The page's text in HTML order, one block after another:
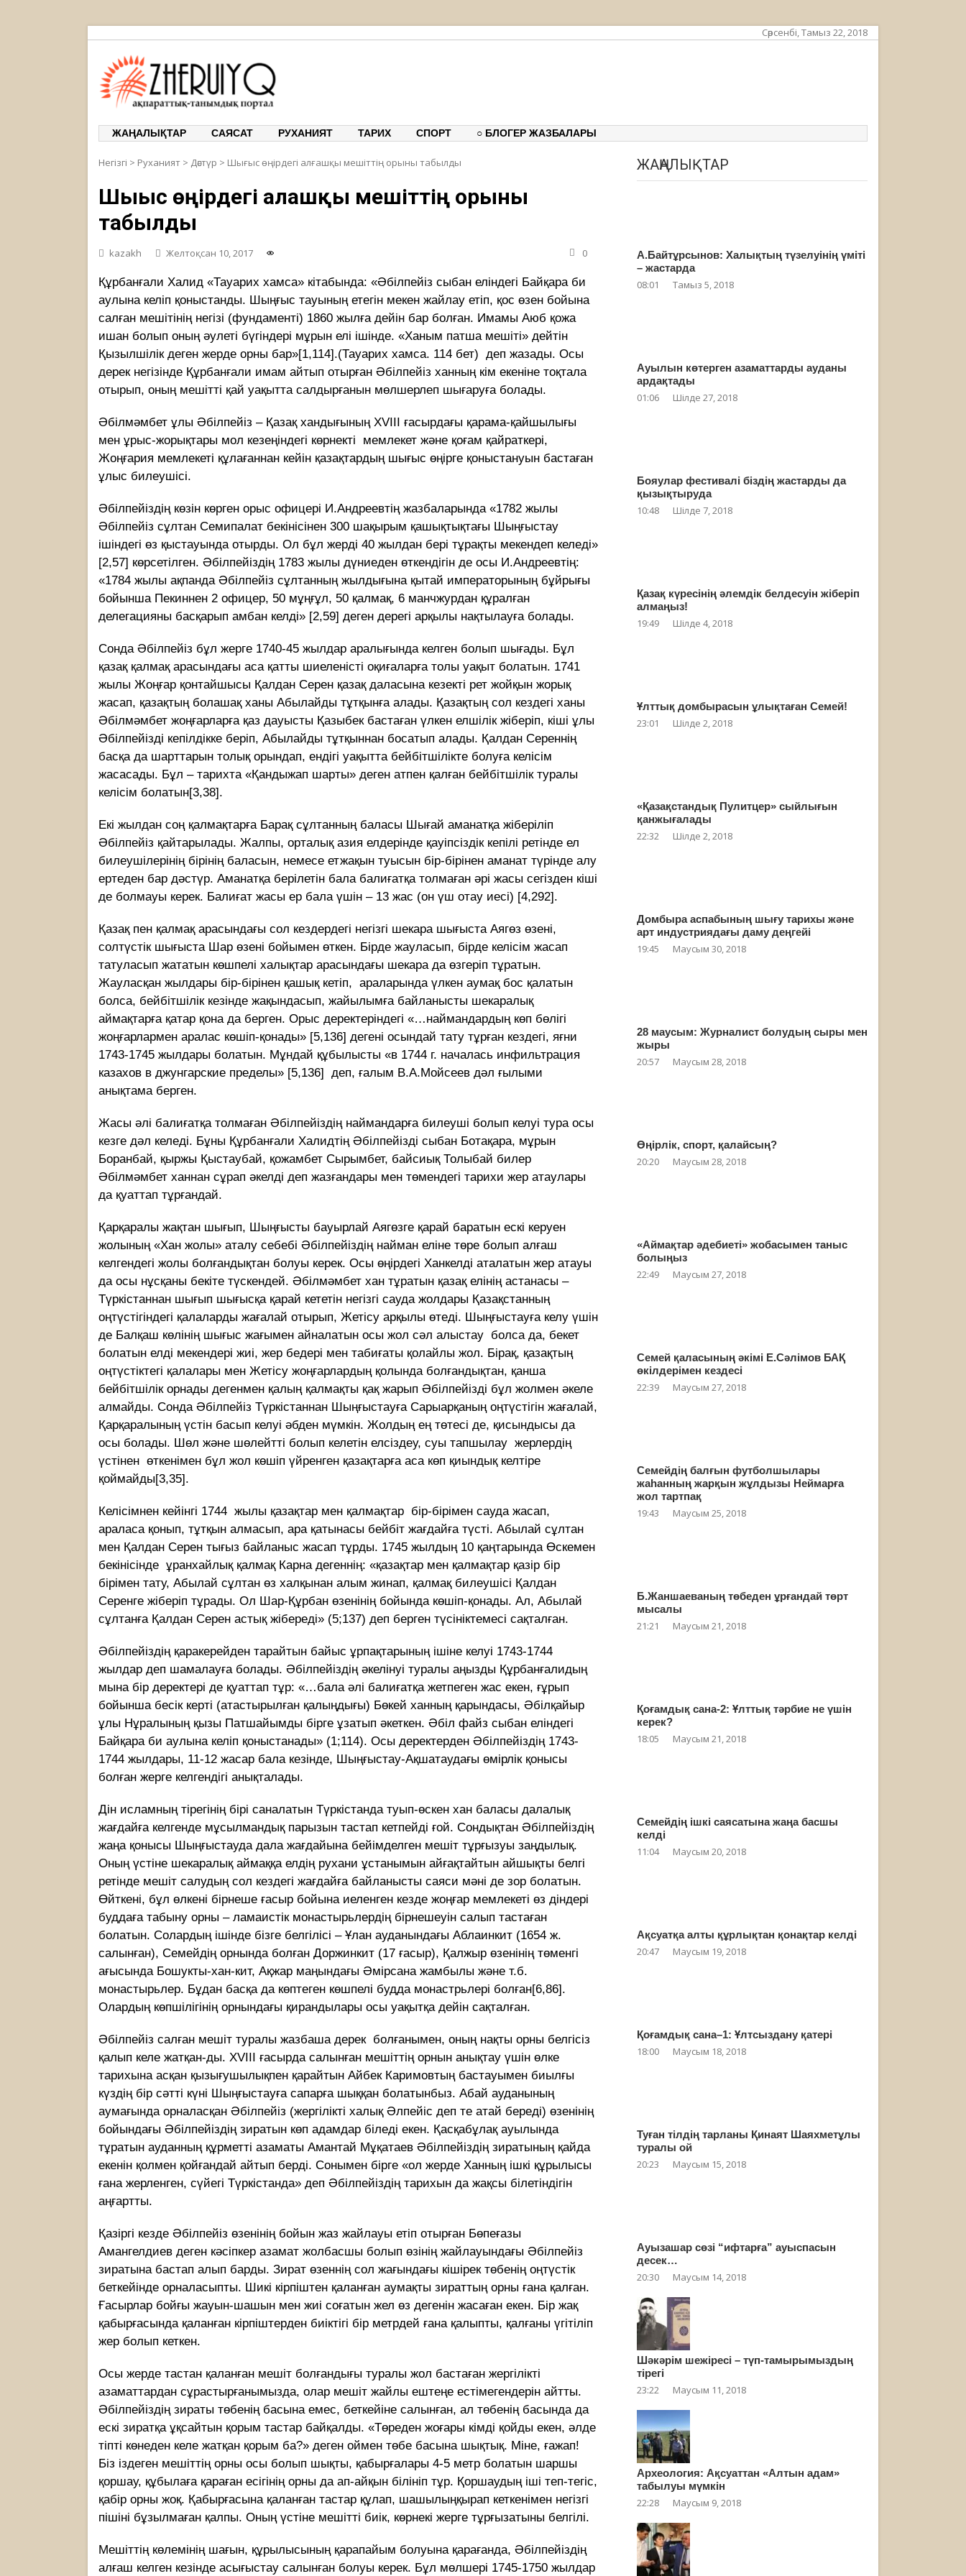
Сәрсенбі, Тамыз 22, 2018
ЖАҢАЛЫҚТАР САЯСАТ РУХАНИЯТ ТАРИХ СПОРТ ○ БЛОГЕР ЖАЗБАЛАРЫ
Негізгі > Руханият > Дәстүр > Шығыс өңірдегі алғашқы мешіттің орыны табылды
Шығыс өңірдегі алғашқы мешіттің орыны
табылды
kazakh Желтоқсан 10, 2017 0
Құрбанғали Халид «Тауарих хамса» кітабында: «Әбілпейіз сыбан еліндегі Байқара би
аулына келіп қоныстанды. Шыңғыс тауының етегін мекен жайлау етіп, қос өзен бойына
салған мешітінің негізі (фундаменті) 1860 жылға дейін бар болған. Имамы Аюб қожа
ишан болып оның әулеті бүгіндері мұрын елі ішінде. «Ханым патша мешіті» дейтін
Қызылшілік деген жерде орны бар»[1,114].(Тауарих хамса. 114 бет) деп жазады. Осы
дерек негізінде Құрбанғали имам айтып отырған Әбілпейіз ханның кім екеніне тоқтала
отырып, оның мешітті қай уақытта салдырғанын мөлшерлеп шығаруға болады.
Әбілмәмбет ұлы Әбілпейіз – Қазақ хандығының XVIII ғасырдағы қарама-қайшылығы
мен ұрыс-жорықтары мол кезеңіндегі көрнекті мемлекет және қоғам қайраткері,
Жоңғария мемлекеті құлағаннан кейін қазақтардың шығыс өңірге қоныстануын бастаған
ұлыс билеушісі.
Әбілпейіздің көзін көрген орыс офицері И.Андреевтің жазбаларында «1782 жылы
Әбілпейіз сұлтан Семипалат бекінісінен 300 шақырым қашықтықтағы Шыңғыстау
ішіндегі өз қыстауында отырды. Ол бұл жерді 40 жылдан бері тұрақты мекендеп келеді»
[2,57] көрсетілген. Әбілпейіздің 1783 жылы дүниеден өткендігін де осы И.Андреевтің:
«1784 жылы ақпанда Әбілпейіз сұлтанның жылдығына қытай императорының бұйрығы
бойынша Пекиннен 2 офицер, 50 мұңғұл, 50 қалмақ, 6 манчжурдан құралған
делегацияны басқарып амбан келді» [2,59] деген дерегі арқылы нақтылауға болады.
Сонда Әбілпейіз бұл жерге 1740-45 жылдар аралығында келген болып шығады. Бұл
қазақ қалмақ арасындағы аса қатты шиеленісті оқиғаларға толы уақыт болатын. 1741
жылы Жоңғар қонтайшысы Қалдан Серен қазақ даласына кезекті рет жойқын жорық
жасап, қазақтың болашақ ханы Абылайды тұтқынға алады. Қазақтың сол кездегі ханы
Әбілмәмбет жоңғарларға қаз дауысты Қазыбек бастаған үлкен елшілік жіберіп, кіші ұлы
Әбілпейізді кепілдікке беріп, Абылайды тұтқыннан босатып алады. Қалдан Сереннің
басқа да шарттарын толық орындап, ендігі уақытта бейбітшілікте болуға келісім
жасасады. Бұл – тарихта «Қандыжап шарты» деген атпен қалған бейбітшілік туралы
келісім болатын[3,38].
Екі жылдан соң қалмақтарға Барақ сұлтанның баласы Шығай аманатқа жіберіліп
Әбілпейіз қайтарылады. Жалпы, орталық азия елдерінде қауіпсіздік кепілі ретінде ел
билеушілерінің бірінің баласын, немесе етжақын туысын бір-бірінен аманат түрінде алу
ертеден бар дәстүр. Аманатқа берілетін бала балиғатқа толмаған әрі жасы сегізден кіші
де болмауы керек. Балиғат жасы ер бала үшін – 13 жас (он үш отау иесі) [4,292].
Қазақ пен қалмақ арасындағы сол кездердегі негізгі шекара шығыста Аягөз өзені,
солтүстік шығыста Шар өзені бойымен өткен. Бірде жауласып, бірде келісім жасап
татуласып жататын көшпелі халықтар арасындағы шекара да өзгеріп тұратын.
Жауласқан жылдары бір-бірінен қашық кетіп, араларында үлкен аумақ бос қалатын
болса, бейбітшілік кезінде жақындасып, жайылымға байланысты шекаралық
аймақтарға қатар қона да берген. Орыс деректеріндегі «…наймандардың көп бөлігі
жоңғарлармен аралас көшіп-қонады» [5,136] дегені осындай тату тұрған кездегі, яғни
1743-1745 жылдары болатын. Мұндай құбылысты «в 1744 г. началась инфильтрация
казахов в джунгарские пределы» [5,136] деп, ғалым В.А.Мойсеев дәл ғылыми
анықтама берген.
Жасы әлі балиғатқа толмаған Әбілпейіздің наймандарға билеуші болып келуі тура осы
кезге дәл келеді. Бұны Құрбанғали Халидтің Әбілпейізді сыбан Ботақара, мұрын
Боранбай, қыржы Қыстаубай, қожамбет Сырымбет, байсиық Толыбай билер
Әбілмәмбет ханнан сұрап әкелді деп жазғандары мен төмендегі тарихи жер атаулары
да қуаттап тұрғандай.
Қарқаралы жақтан шығып, Шыңғысты бауырлай Аягөзге қарай баратын ескі керуен
жолының «Хан жолы» аталу себебі Әбілпейіздің найман еліне төре болып алғаш
келгендегі жолы болғандықтан болуы керек. Осы өңірдегі Ханкелді аталатын жер атауы
да осы нұсқаны бекіте түскендей. Әбілмәмбет хан тұратын қазақ елінің астанасы –
Түркістаннан шығып шығысқа қарай кететін негізгі сауда жолдары Қазақстанның
оңтүстігіндегі қалаларды жағалай отырып, Жетісу арқылы өтеді. Шыңғыстауға келу үшін
де Балқаш көлінің шығыс жағымен айналатын осы жол сәл алыстау болса да, бекет
болатын елді мекендері жиі, жер бедері мен табиғаты қолайлы жол. Бірақ, қазақтың
оңтүстіктегі қалалары мен Жетісу жоңғарлардың қолында болғандықтан, қанша
бейбітшілік орнады дегенмен қалың қалмақты қақ жарып Әбілпейізді бұл жолмен әкеле
алмайды. Сонда Әбілпейіз Түркістаннан Шыңғыстауға Сарыарқаның оңтүстігін жағалай,
Қарқаралының үстін басып келуі әбден мүмкін. Жолдың ең төтесі де, қисындысы да
осы болады. Шөл және шөлейтті болып келетін елсіздеу, суы тапшылау жерлердің
үстінен өткенімен бұл жол көшіп үйренген қазақтарға аса көп қиындық келтіре
қоймайды[3,35].
Келісімнен кейінгі 1744 жылы қазақтар мен қалмақтар бір-бірімен сауда жасап,
араласа қонып, тұтқын алмасып, ара қатынасы бейбіт жағдайға түсті. Абылай сұлтан
мен Қалдан Серен тығыз байланыс жасап тұрды. 1745 жылдың 10 қаңтарында Өскемен
бекінісінде ұранхайлық қалмақ Карна дегеннің: «қазақтар мен қалмақтар қазір бір
бірімен тату, Абылай сұлтан өз халқынан алым жинап, қалмақ билеушісі Қалдан
Серенге жіберіп тұрады. Ол Шар-Құрбан өзенінің бойында көшіп-қонады. Ал, Абылай
сұлтанға Қалдан Серен астық жібереді» (5;137) деп берген түсініктемесі сақталған.
Әбілпейіздің қаракерейден тарайтын байыс ұрпақтарының ішіне келуі 1743-1744
жылдар деп шамалауға болады. Әбілпейіздің әкелінуі туралы аңызды Құрбанғалидың
мына бір деректері де қуаттап тұр: «…бала әлі балиғатқа жетпеген жас екен, ғұрып
бойынша бесік керті (атастырылған қалыңдығы) Бөкей ханның қарындасы, Әбілқайыр
ұлы Нұралының қызы Патшайымды бірге ұзатып әкеткен. Әбіл файз сыбан еліндегі
Байқара би аулына келіп қоныстанады» (1;114). Осы деректерден Әбілпейіздің 1743-
1744 жылдары, 11-12 жасар бала кезінде, Шыңғыстау-Ақшатаудағы өмірлік қонысы
болған жерге келгендігі анықталады.
Дін исламның тірегінің бірі саналатын Түркістанда туып-өскен хан баласы далалық
жағдайға келгенде мұсылмандық парызын тастап кетпейді ғой. Сондықтан Әбілпейіздің
жаңа қонысы Шыңғыстауда дала жағдайына бейімделген мешіт тұрғызуы заңдылық.
Оның үстіне шекаралық аймаққа елдің рухани ұстанымын айғақтайтын айшықты белгі
ретінде мешіт салудың сол кездегі жағдайға байланысты саяси мәні де зор болатын.
Өйткені, бұл өлкені бірнеше ғасыр бойына иеленген кезде жоңғар мемлекеті өз діндері
буддаға табыну орны – ламаистік монастырьлердің бірнешеуін салып тастаған
болатын. Солардың ішінде бізге белгілісі – Ұлан ауданындағы Аблаинкит (1654 ж.
салынған), Семейдің орнында болған Доржинкит (17 ғасыр), Қалжыр өзенінің төменгі
ағысында Бошукты-хан-кит, Ақжар маңындағы Әмірсана жамбылы және т.б.
монастырьлер. Бұдан басқа да көптеген көшпелі будда монастрьлері болған[6,86].
Олардың көпшілігінің орнындағы қирандылары осы уақытқа дейін сақталған.
Әбілпейіз салған мешіт туралы жазбаша дерек болғанымен, оның нақты орны белгісіз
қалып келе жатқан-ды. ХVІІІ ғасырда салынған мешіттің орнын анықтау үшін өлке
тарихына асқан қызығушылықпен қарайтын Айбек Каримовтың бастауымен биылғы
күздің бір сәтті күні Шыңғыстауға сапарға шыққан болатынбыз. Абай ауданының
аумағында орналасқан Әбілпейіз (жергілікті халық Әлпейіс деп те атай береді) өзенінің
бойындағы Әбілпейіздің зиратын көп адамдар біледі екен. Қасқабұлақ ауылында
тұратын ауданның құрметті азаматы Амантай Мұқатаев Әбілпейіздің зиратының қайда
екенін қолмен қойғандай айтып берді. Сонымен бірге «ол жерде Ханның ішкі құрылысы
ғана жерленген, сүйегі Түркістанда» деп Әбілпейіздің тарихын да жақсы білетіндігін
аңғартты.
Қазіргі кезде Әбілпейіз өзенінің бойын жаз жайлауы етіп отырған Бөпеғазы
Амангелдиев деген кәсіпкер азамат жолбасшы болып өзінің жайлауындағы Әбілпейіз
зиратына бастап алып барды. Зират өзеннің сол жағындағы кішірек төбенің оңтүстік
беткейінде орналасыпты. Шикі кірпіштен қаланған аумақты зираттың орны ғана қалған.
Ғасырлар бойғы жауын-шашын мен жиі соғатын жел өз дегенін жасаған екен. Бір жақ
қабырғасында қаланған кірпіштерден биіктігі бір метрдей ғана қалыпты, қалғаны үгітіліп
жер болып кеткен.
Осы жерде тастан қаланған мешіт болғандығы туралы жол бастаған жергілікті
азаматтардан сұрастырғанымызда, олар мешіт жайлы ештеңе естімегендерін айтты.
Әбілпейіздің зираты төбенің басына емес, беткейіне салынған, ал төбенің басында да
ескі зиратқа ұқсайтын қорым тастар байқалды. «Төреден жоғары кімді қойды екен, әлде
тіпті көнеден келе жатқан қорым ба?» деген оймен төбе басына шықтық. Міне, ғажап!
Біз іздеген мешіттің орны осы болып шықты, қабырғалары 4-5 метр болатын шаршы
қоршау, құбылаға қараған есігінің орны да ап-айқын білініп тұр. Қоршаудың іші теп-тегіс,
қабір орны жоқ. Қабырғасына қаланған тастар құлап, шашылыңқырап кеткенімен негізгі
пішіні бұзылмаған қалпы. Оның үстіне мешітті биік, көрнекі жерге тұрғызатыны белгілі.
Мешіттің көлемінің шағын, құрылысының қарапайым болуына қарағанда, Әбілпейіздің
алғаш келген кезінде асығыстау салынған болуы керек. Бұл мөлшері 1745-1750 жылдар
ЖАҢАЛЫҚТАР
А.Байтұрсынов: Халықтың түзелуінің үміті
– жастарда
08:01 Тамыз 5, 2018
Ауылын көтерген азаматтарды ауданы
ардақтады
01:06 Шілде 27, 2018
Бояулар фестивалі біздің жастарды да
қызықтыруда
10:48 Шілде 7, 2018
Қазақ күресінің әлемдік белдесуін жіберіп
алмаңыз!
19:49 Шілде 4, 2018
Ұлттық домбырасын ұлықтаған Семей!
23:01 Шілде 2, 2018
«Қазақстандық Пулитцер» сыйлығын
қанжығалады
22:32 Шілде 2, 2018
Домбыра аспабының шығу тарихы және
арт индустриядағы даму деңгейі
19:45 Маусым 30, 2018
28 маусым: Журналист болудың сыры мен
жыры
20:57 Маусым 28, 2018
Өңірлік, спорт, қалайсың?
20:20 Маусым 28, 2018
«Аймақтар әдебиеті» жобасымен таныс
болыңыз
22:49 Маусым 27, 2018
Семей қаласының әкімі Е.Сәлімов БАҚ
өкілдерімен кездесі
22:39 Маусым 27, 2018
Семейдің балғын футболшылары
жаһанның жарқын жұлдызы Неймарға
жол тартпақ
19:43 Маусым 25, 2018
Б.Жаншаеваның төбеден ұрғандай төрт
мысалы
21:21 Маусым 21, 2018
Қоғамдық сана-2: Ұлттық тәрбие не үшін
керек?
18:05 Маусым 21, 2018
Семейдің ішкі саясатына жаңа басшы
келді
11:04 Маусым 20, 2018
Ақсуатқа алты құрлықтан қонақтар келді
20:47 Маусым 19, 2018
Қоғамдық сана–1: Ұлтсыздану қатері
18:00 Маусым 18, 2018
Туған тілдің тарланы Қинаят Шаяхметұлы
туралы ой
20:23 Маусым 15, 2018
Ауызашар сөзі “ифтарға” ауыспасын
десек…
20:30 Маусым 14, 2018
Шәкәрім шежіресі – түп-тамырымыздың
тірегі
23:22 Маусым 11, 2018
Археология: Ақсуаттан «Алтын адам»
табылуы мүмкін
22:28 Маусым 9, 2018